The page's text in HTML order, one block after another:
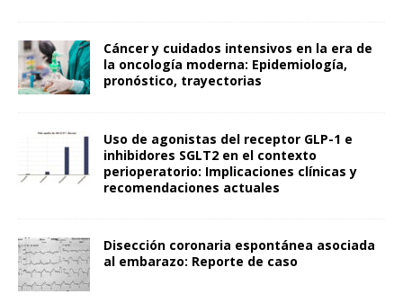
Cáncer y cuidados intensivos en la era de
la oncología moderna: Epidemiología,
pronóstico, trayectorias
Uso de agonistas del receptor GLP-1 e
inhibidores SGLT2 en el contexto
perioperatorio: Implicaciones clínicas y
recomendaciones actuales
Disección coronaria espontánea asociada
al embarazo: Reporte de caso